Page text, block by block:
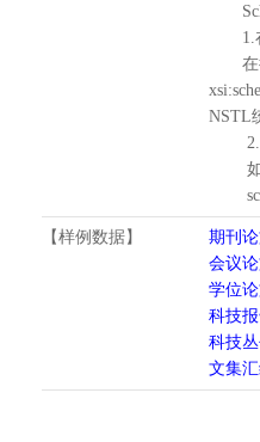
1.
在待
NSTL
2.
如需
【样例数据】
期刊
会议
学位
科技
科技
文集